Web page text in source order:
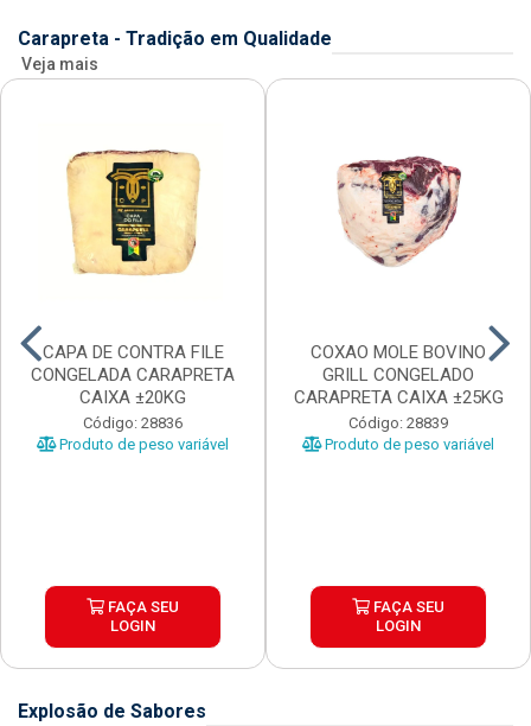
Carapreta - Tradição em Qualidade
Veja mais
CAPA DE CONTRA FILE
CONGELADA CARAPRETA
CAIXA ±20KG
Código: 28836
Produto de peso variável
FAÇA SEU
LOGIN
COXAO MOLE BOVINO
GRILL CONGELADO
CARAPRETA CAIXA ±25KG
Código: 28839
Produto de peso variável
FAÇA SEU
LOGIN
Explosão de Sabores